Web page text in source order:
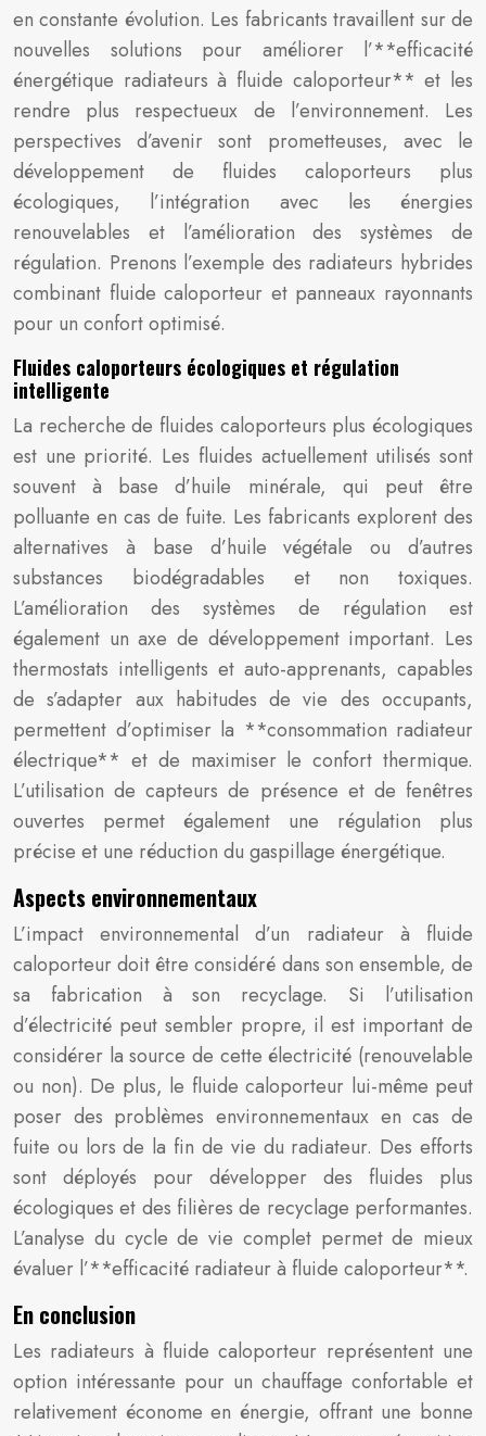
en constante évolution. Les fabricants travaillent sur de
nouvelles solutions pour améliorer l’**efficacité
énergétique radiateurs à fluide caloporteur** et les
rendre plus respectueux de l’environnement. Les
perspectives d’avenir sont prometteuses, avec le
développement de fluides caloporteurs plus
écologiques, l’intégration avec les énergies
renouvelables et l’amélioration des systèmes de
régulation. Prenons l’exemple des radiateurs hybrides
combinant fluide caloporteur et panneaux rayonnants
pour un confort optimisé.
Fluides caloporteurs écologiques et régulation
intelligente
La recherche de fluides caloporteurs plus écologiques
est une priorité. Les fluides actuellement utilisés sont
souvent à base d’huile minérale, qui peut être
polluante en cas de fuite. Les fabricants explorent des
alternatives à base d’huile végétale ou d’autres
substances biodégradables et non toxiques.
L’amélioration des systèmes de régulation est
également un axe de développement important. Les
thermostats intelligents et auto-apprenants, capables
de s’adapter aux habitudes de vie des occupants,
permettent d’optimiser la **consommation radiateur
électrique** et de maximiser le confort thermique.
L’utilisation de capteurs de présence et de fenêtres
ouvertes permet également une régulation plus
précise et une réduction du gaspillage énergétique.
Aspects environnementaux
L’impact environnemental d’un radiateur à fluide
caloporteur doit être considéré dans son ensemble, de
sa fabrication à son recyclage. Si l’utilisation
d’électricité peut sembler propre, il est important de
considérer la source de cette électricité (renouvelable
ou non). De plus, le fluide caloporteur lui-même peut
poser des problèmes environnementaux en cas de
fuite ou lors de la fin de vie du radiateur. Des efforts
sont déployés pour développer des fluides plus
écologiques et des filières de recyclage performantes.
L’analyse du cycle de vie complet permet de mieux
évaluer l’**efficacité radiateur à fluide caloporteur**.
En conclusion
Les radiateurs à fluide caloporteur représentent une
option intéressante pour un chauffage confortable et
relativement économe en énergie, offrant une bonne